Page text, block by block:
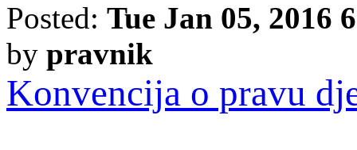
Posted: Tue Jan 05, 2016
by pravnik
Konvencija o pravu